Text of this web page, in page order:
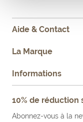
Aide & Contact
CONTACTEZ-NOUS
FAQ
FAIRE UN RETOUR
La Marque
NOTRE HISTOIRE
NOS
Informations
10% de réduction
Abonnez-vous à la